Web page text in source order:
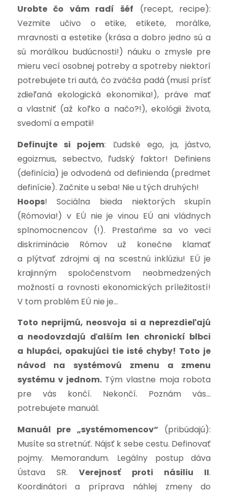
Urobte čo vám radí šéf (recept, recipe):
Vezmite učivo o etike, etikete, morálke,
mravnosti a estetike (krása a dobro jedno sú a
sú morálkou budúcnosti!) náuku o zmysle pre
mieru vecí osobnej potreby a spotreby niektorí
potrebujete tri autá, čo zväčša padá (musí prísť
zdieľaná ekologická ekonomika!), práve mať
a vlastniť (až koľko a načo?!), ekológii života,
svedomí a empatii!
Definujte si pojem: Ľudské ego, ja, jástvo,
egoizmus, sebectvo, ľudský faktor! Definiens
(definícia) je odvodená od definienda (predmet
definície). Začnite u seba! Nie u tých druhých!
Hoops! Sociálna bieda niektorých skupín
(Rómovia!) v EÚ nie je vinou EÚ ani vládnych
splnomocnencov (!). Prestaňme sa vo veci
diskriminácie Rómov už konečne klamať
a plýtvať zdrojmi aj na scestnú inklúziu! EÚ je
krajinným spoločenstvom neobmedzených
možností a rovnosti ekonomických príležitostí!
V tom problém EÚ nie je…
Toto neprijmú, neosvoja si a neprezdieľajú
a neodovzdajú ďalším len chronickí blbci
a hlupáci, opakujúci tie isté chyby! Toto je
návod na systémovú zmenu a zmenu
systému v jednom. Tým vlastne moja robota
pre vás končí. Nekončí. Poznám vás…
potrebujete manuál.
Manuál pre „systémomencov“ (pribúdajú):
Musíte sa stretnúť. Nájsť k sebe cestu. Definovať
pojmy. Memorandum. Legálny postup dáva
Ústava SR.Verejnosť proti násiliu II.
Koordinátori a príprava náhlej zmeny do